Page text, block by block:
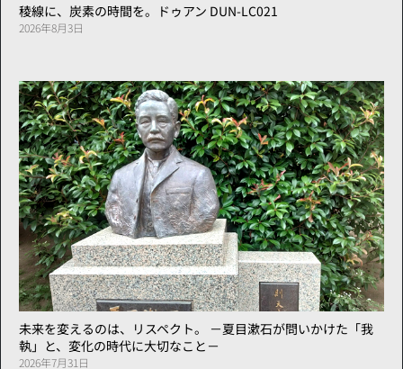
稜線に、炭素の時間を。ドゥアン DUN-LC021
2026年8月3日
未来を変えるのは、リスペクト。 －夏目漱石が問いかけた「我
執」と、変化の時代に大切なこと－
2026年7月31日